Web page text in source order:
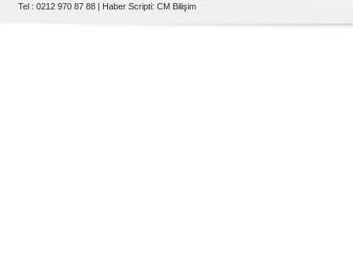
Tel : 0212 970 87 88 | Haber Scripti: CM Bilişim